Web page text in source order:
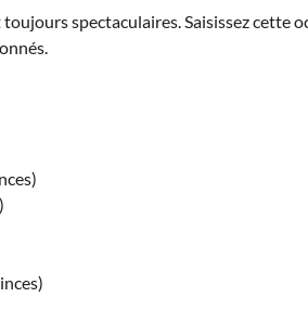
spectaculaires. Saisissez cette